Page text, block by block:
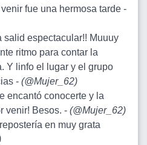
fue una hermosa tarde -
salid espectacular!! Muuuy
ritmo para contar la
Y linfo el lugar y el grupo
- (@Mujer_62)
encantó conocerte y la
venir! Besos. - (@Mujer_62)
en muy grata